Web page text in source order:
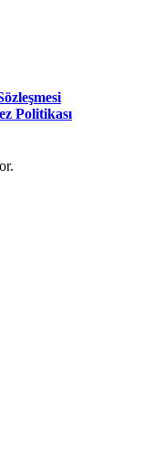
Politikası